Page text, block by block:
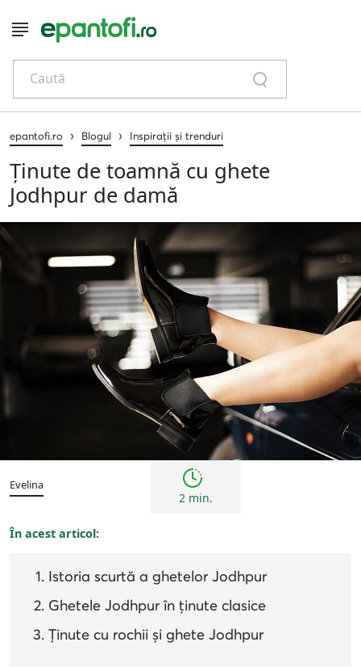
Caută
epantofi.ro › Blogul › Inspirații și trenduri
Ținute de toamnă cu ghete
Jodhpur de damă
Inspirații și trenduri
Evelina
2 min.
În acest articol:
Istoria scurtă a ghetelor Jodhpur
Ghetele Jodhpur în ținute clasice
Ținute cu rochii și ghete Jodhpur